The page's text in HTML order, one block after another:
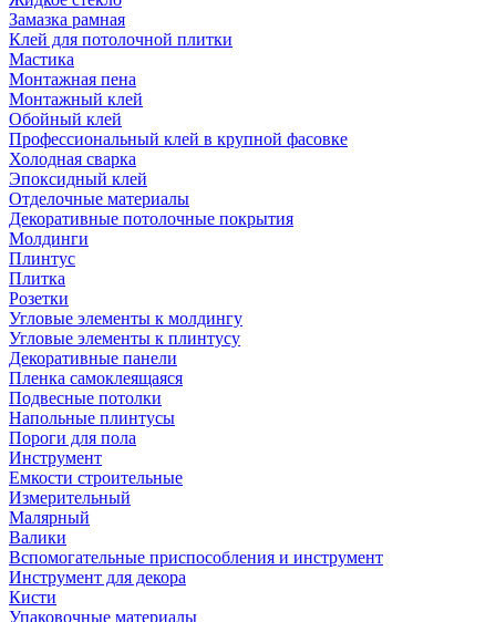
Замазка рамная
Клей для потолочной плитки
Мастика
Монтажная пена
Монтажный клей
Обойный клей
Профессиональный клей в крупной фасовке
Холодная сварка
Эпоксидный клей
Отделочные материалы
Декоративные потолочные покрытия
Молдинги
Плинтус
Плитка
Розетки
Угловые элементы к молдингу
Угловые элементы к плинтусу
Декоративные панели
Пленка самоклеящаяся
Подвесные потолки
Напольные плинтусы
Пороги для пола
Инструмент
Емкости строительные
Измерительный
Малярный
Валики
Вспомогательные приспособления и инструмент
Инструмент для декора
Кисти
Упаковочные материалы